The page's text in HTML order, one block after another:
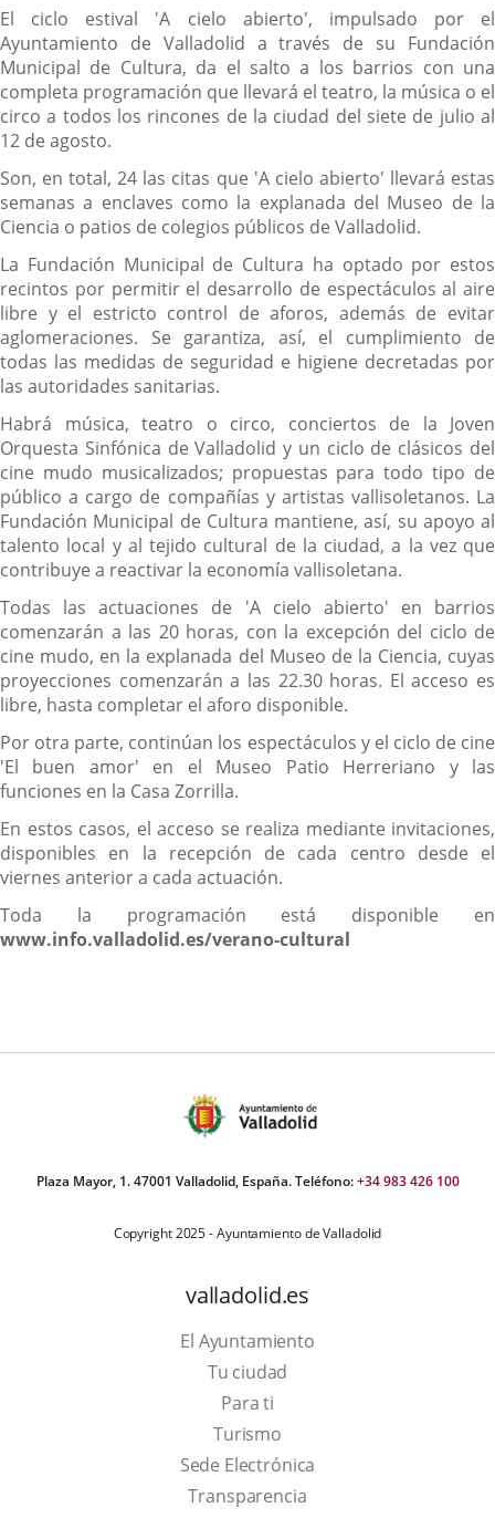
Descripción
El ciclo estival 'A cielo abierto', impulsado por el
Ayuntamiento de Valladolid a través de su Fundación
Municipal de Cultura, da el salto a los barrios con una
completa programación que llevará el teatro, la música o el
circo a todos los rincones de la ciudad del siete de julio al
12 de agosto.
Son, en total, 24 las citas que 'A cielo abierto' llevará estas
semanas a enclaves como la explanada del Museo de la
Ciencia o patios de colegios públicos de Valladolid.
La Fundación Municipal de Cultura ha optado por estos
recintos por permitir el desarrollo de espectáculos al aire
libre y el estricto control de aforos, además de evitar
aglomeraciones. Se garantiza, así, el cumplimiento de
todas las medidas de seguridad e higiene decretadas por
las autoridades sanitarias.
Habrá música, teatro o circo, conciertos de la Joven
Orquesta Sinfónica de Valladolid y un ciclo de clásicos del
cine mudo musicalizados; propuestas para todo tipo de
público a cargo de compañías y artistas vallisoletanos. La
Fundación Municipal de Cultura mantiene, así, su apoyo al
talento local y al tejido cultural de la ciudad, a la vez que
contribuye a reactivar la economía vallisoletana.
Todas las actuaciones de 'A cielo abierto' en barrios
comenzarán a las 20 horas, con la excepción del ciclo de
cine mudo, en la explanada del Museo de la Ciencia, cuyas
proyecciones comenzarán a las 22.30 horas. El acceso es
libre, hasta completar el aforo disponible.
Por otra parte, continúan los espectáculos y el ciclo de cine
'El buen amor' en el Museo Patio Herreriano y las
funciones en la Casa Zorrilla.
En estos casos, el acceso se realiza mediante invitaciones,
disponibles en la recepción de cada centro desde el
viernes anterior a cada actuación.
Toda la programación está disponible en
www.info.valladolid.es/verano-cultural
Plaza Mayor, 1. 47001 Valladolid, España. Teléfono:+34 983 426 100
Copyright 2025 - Ayuntamiento de Valladolid
valladolid.es
El Ayuntamiento
Tu ciudad
Para ti
TurismoThis
link
will
Sede Electrónica
Transparencia